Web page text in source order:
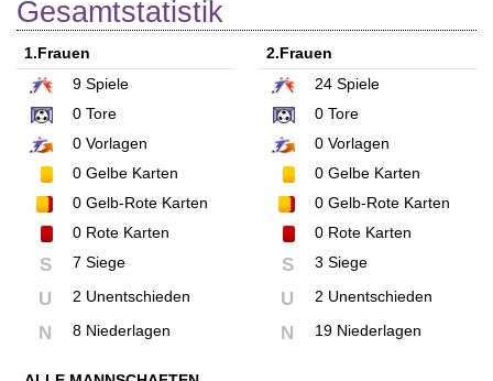
Gesamtstatistik
1.Frauen
9 Spiele
0 Tore
0 Vorlagen
0 Gelbe Karten
0 Gelb-Rote Karten
0 Rote Karten
S 7 Siege
U 2 Unentschieden
N 8 Niederlagen
2.Frauen
24Spiele
0Tore
0Vorlagen
0Gelbe Karten
0Gelb-Rote Karten
0Rote Karten
S 3 Siege
U 2 Unentschieden
N 19 Niederlagen